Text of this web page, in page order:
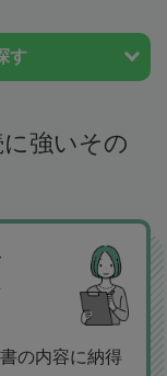
す
強いその
の内容に納得